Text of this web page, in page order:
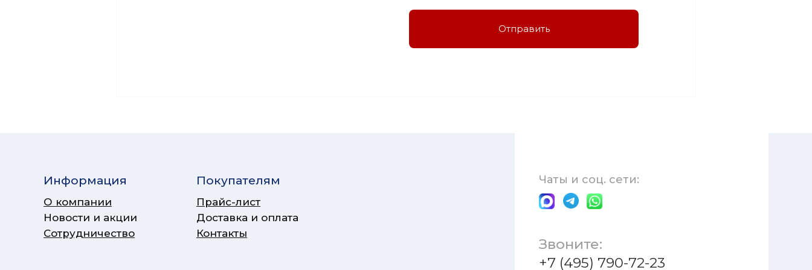
Отправить
Информация
О компании
Новости и акции
Сотрудничество
Чаты и соц. сети:
Звоните:
+7 (495) 790-72-23
Покупателям
Прайс-лист
Доставка и оплата
Контакты